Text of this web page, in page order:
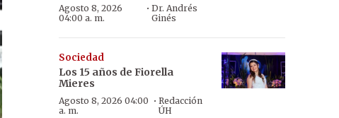
Agosto 8, 2026
04:00 a. m.
·Dr. Andrés
Ginés
Sociedad
Los 15 años de Fiorella
Mieres
Agosto 8, 2026 04:00
a. m.
· Redacción
ÚH